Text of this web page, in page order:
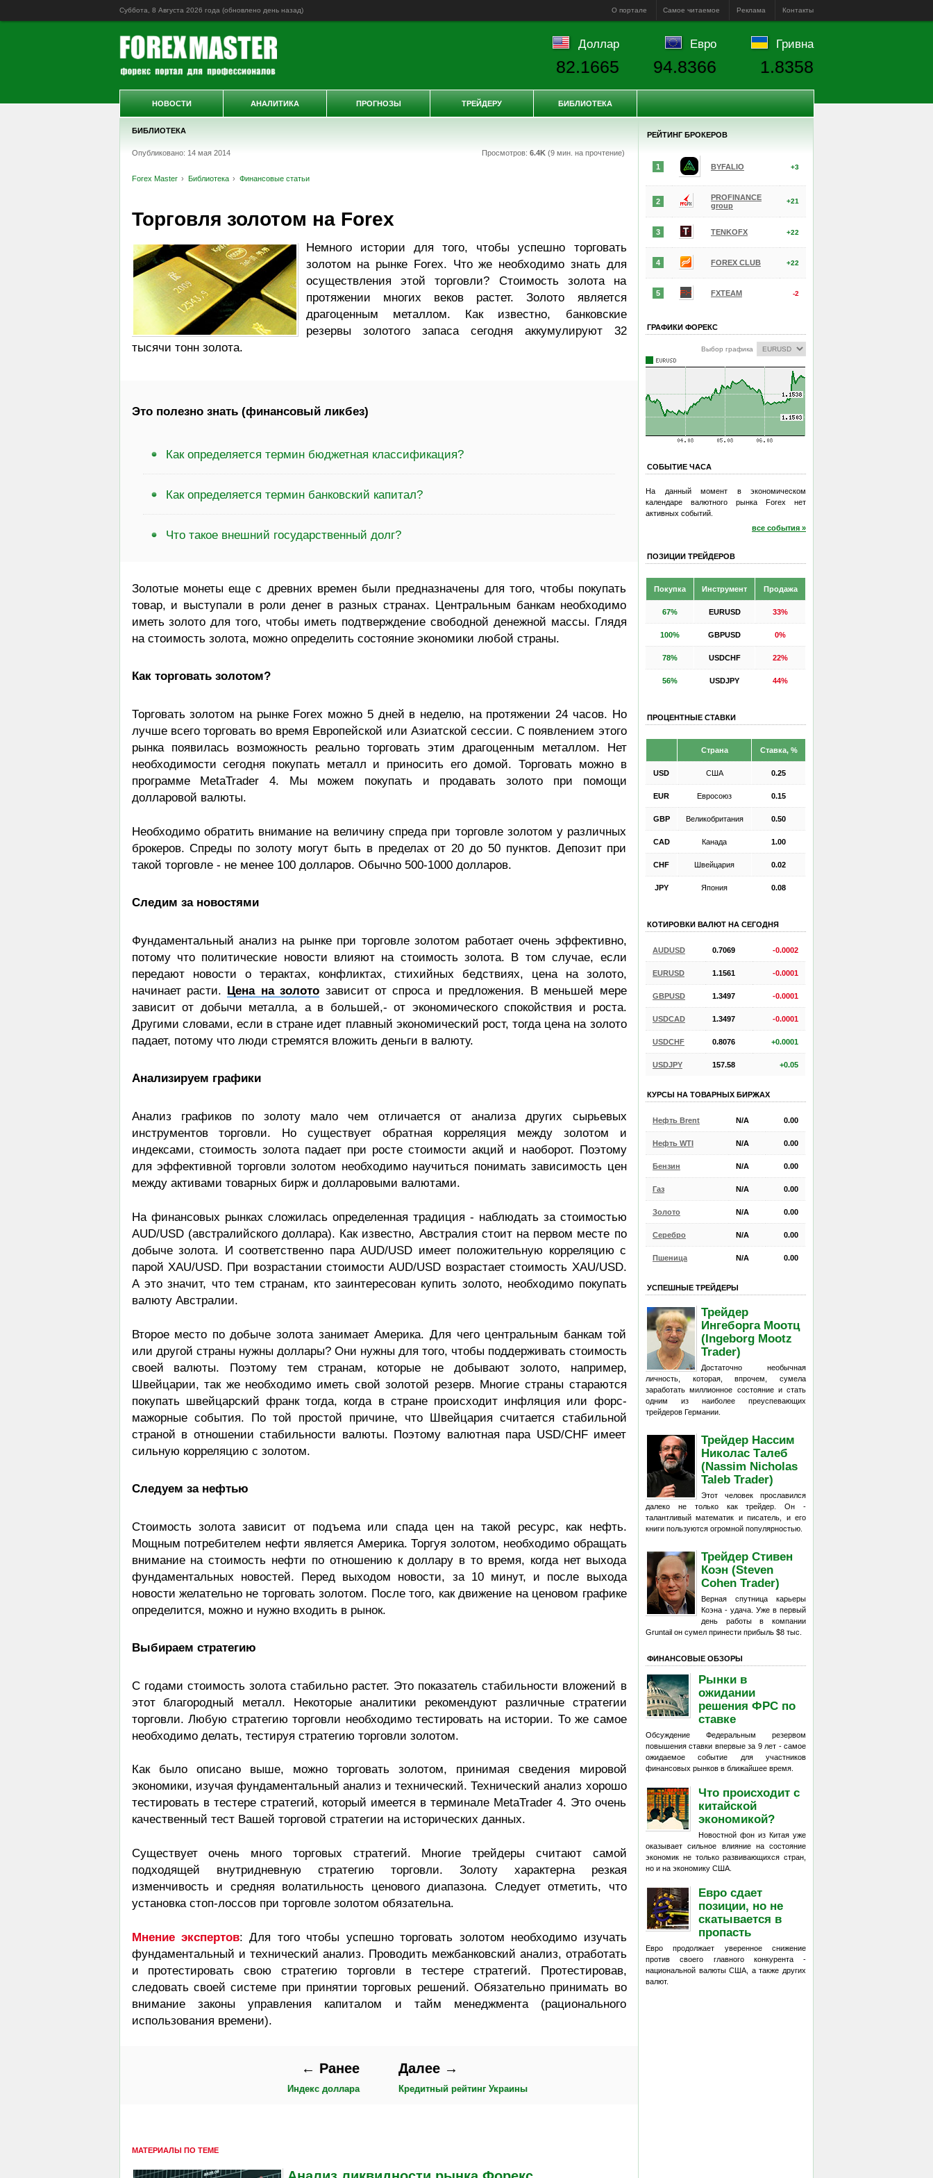
Суббота, 8 Августа 2026 года (обновлено день назад) О портале Самое читаемое Реклама Контакты
БИБЛИОТЕКА
Опубликовано: 14 мая 2014 Просмотров: 6.4K(9 мин. на прочтение)
Forex Master Библиотека Финансовые статьи
Торговля золотом на Forex
Немного истории для того, чтобы успешно торговать
золотом на рынке Forex. Что же необходимо знать для
осуществления этой торговли? Стоимость золота на
протяжении многих веков растет. Золото является
драгоценным металлом. Как известно, банковские
резервы золотого запаса сегодня аккумулируют 32
тысячи тонн золота.
Это полезно знать (финансовый ликбез)
Как определяется термин бюджетная классификация?
Как определяется термин банковский капитал?
Что такое внешний государственный долг?
Золотые монеты еще с древних времен были предназначены для того, чтобы покупать
товар, и выступали в роли денег в разных странах. Центральным банкам необходимо
иметь золото для того, чтобы иметь подтверждение свободной денежной массы. Глядя
на стоимость золота, можно определить состояние экономики любой страны.
Как торговать золотом?
Торговать золотом на рынке Forex можно 5 дней в неделю, на протяжении 24 часов. Но
лучше всего торговать во время Европейской или Азиатской сессии. С появлением этого
рынка появилась возможность реально торговать этим драгоценным металлом. Нет
необходимости сегодня покупать металл и приносить его домой. Торговать можно в
программе MetaTrader 4. Мы можем покупать и продавать золото при помощи
долларовой валюты.
Необходимо обратить внимание на величину спреда при торговле золотом у различных
брокеров. Спреды по золоту могут быть в пределах от 20 до 50 пунктов. Депозит при
такой торговле - не менее 100 долларов. Обычно 500-1000 долларов.
Следим за новостями
Фундаментальный анализ на рынке при торговле золотом работает очень эффективно,
потому что политические новости влияют на стоимость золота. В том случае, если
передают новости о терактах, конфликтах, стихийных бедствиях, цена на золото,
начинает расти. Цена на золото зависит от спроса и предложения. В меньшей мере
зависит от добычи металла, а в большей,- от экономического спокойствия и роста.
Другими словами, если в стране идет плавный экономический рост, тогда цена на золото
падает, потому что люди стремятся вложить деньги в валюту.
Анализируем графики
Анализ графиков по золоту мало чем отличается от анализа других сырьевых
инструментов торговли. Но существует обратная корреляция между золотом и
индексами, стоимость золота падает при росте стоимости акций и наоборот. Поэтому
для эффективной торговли золотом необходимо научиться понимать зависимость цен
между активами товарных бирж и долларовыми валютами.
На финансовых рынках сложилась определенная традиция - наблюдать за стоимостью
AUD/USD (австралийского доллара). Как известно, Австралия стоит на первом месте по
добыче золота. И соответственно пара AUD/USD имеет положительную корреляцию с
парой XAU/USD. При возрастании стоимости AUD/USD возрастает стоимость XAU/USD.
А это значит, что тем странам, кто заинтересован купить золото, необходимо покупать
валюту Австралии.
Второе место по добыче золота занимает Америка. Для чего центральным банкам той
или другой страны нужны доллары? Они нужны для того, чтобы поддерживать стоимость
своей валюты. Поэтому тем странам, которые не добывают золото, например,
Швейцарии, так же необходимо иметь свой золотой резерв. Многие страны стараются
покупать швейцарский франк тогда, когда в стране происходит инфляция или форс-
мажорные события. По той простой причине, что Швейцария считается стабильной
страной в отношении стабильности валюты. Поэтому валютная пара USD/CHF имеет
сильную корреляцию с золотом.
Следуем за нефтью
Стоимость золота зависит от подъема или спада цен на такой ресурс, как нефть.
Мощным потребителем нефти является Америка. Торгуя золотом, необходимо обращать
внимание на стоимость нефти по отношению к доллару в то время, когда нет выхода
фундаментальных новостей. Перед выходом новости, за 10 минут, и после выхода
новости желательно не торговать золотом. После того, как движение на ценовом графике
определится, можно и нужно входить в рынок.
Выбираем стратегию
С годами стоимость золота стабильно растет. Это показатель стабильности вложений в
этот благородный металл. Некоторые аналитики рекомендуют различные стратегии
торговли. Любую стратегию торговли необходимо тестировать на истории. То же самое
необходимо делать, тестируя стратегию торговли золотом.
Как было описано выше, можно торговать золотом, принимая сведения мировой
экономики, изучая фундаментальный анализ и технический. Технический анализ хорошо
тестировать в тестере стратегий, который имеется в терминале MetaTrader 4. Это очень
качественный тест Вашей торговой стратегии на исторических данных.
Существует очень много торговых стратегий. Многие трейдеры считают самой
подходящей внутридневную стратегию торговли. Золоту характерна резкая
изменчивость и средняя волатильность ценового диапазона. Следует отметить, что
установка стоп-лоссов при торговле золотом обязательна.
Мнение экспертов: Для того чтобы успешно торговать золотом необходимо изучать
фундаментальный и технический анализ. Проводить межбанковский анализ, отработать
и протестировать свою стратегию торговли в тестере стратегий. Протестировав,
следовать своей системе при принятии торговых решений. Обязательно принимать во
внимание законы управления капиталом и тайм менеджмента (рационального
использования времени).
← Ранее
Индекс доллара
Далее →
Кредитный рейтинг Украины
МАТЕРИАЛЫ ПО ТЕМЕ
РЕЙТИНГ БРОКЕРОВ
1 BYFALIO +3
2
PROFINANCE
group
+21
3 TENKOFX +22
4 FOREX CLUB +22
5 FXTEAM -2
ГРАФИКИ ФОРЕКС
Выбор графика
СОБЫТИЕ ЧАСА
На данный момент в экономическом
календаре валютного рынка Forex нет
активных событий.
все события »
ПОЗИЦИИ ТРЕЙДЕРОВ
Покупка Инструмент Продажа
67% EURUSD 33%
100% GBPUSD 0%
78% USDCHF 22%
56% USDJPY 44%
ПРОЦЕНТНЫЕ СТАВКИ
Страна Ставка, %
USD США 0.25
EUR Евросоюз 0.15
GBP Великобритания 0.50
CAD Канада 1.00
CHF Швейцария 0.02
JPY Япония 0.08
КОТИРОВКИ ВАЛЮТ НА СЕГОДНЯ
AUDUSD 0.7069 -0.0002
EURUSD 1.1561 -0.0001
GBPUSD 1.3497 -0.0001
USDCAD 1.3497 -0.0001
USDCHF 0.8076 +0.0001
USDJPY 157.58 +0.05
КУРСЫ НА ТОВАРНЫХ БИРЖАХ
Нефть Brent N/A 0.00
Нефть WTI N/A 0.00
Бензин N/A 0.00
Газ N/A 0.00
Золото N/A 0.00
Серебро N/A 0.00
Пшеница N/A 0.00
УСПЕШНЫЕ ТРЕЙДЕРЫ
Трейдер
Ингеборга Моотц
(Ingeborg Mootz
Trader)
Достаточно необычная
личность, которая, впрочем, сумела
заработать миллионное состояние и стать
одним из наиболее преуспевающих
трейдеров Германии.
Трейдер Нассим
Николас Талеб
(Nassim Nicholas
Taleb Trader)
Этот человек прославился
далеко не только как трейдер. Он -
талантливый математик и писатель, и его
книги пользуются огромной популярностью.
Трейдер Стивен
Коэн (Steven
Cohen Trader)
Верная спутница карьеры
Коэна - удача. Уже в первый
день работы в компании
Gruntail он сумел принести прибыль $8 тыс.
ФИНАНСОВЫЕ ОБЗОРЫ
Рынки в
ожидании
решения ФРС по
ставке
Обсуждение Федеральным резервом
повышения ставки впервые за 9 лет - самое
ожидаемое событие для участников
финансовых рынков в ближайшее время.
Что происходит с
китайской
экономикой?
Новостной фон из Китая уже
оказывает сильное влияние на состояние
экономик не только развивающихся стран,
но и на экономику США.
Евро сдает
позиции, но не
скатывается в
пропасть
Евро продолжает уверенное снижение
против своего главного конкурента -
национальной валюты США, а также других
валют.
Доллар
82.1665
Евро
94.8366
Гривна
1.8358
НОВОСТИ АНАЛИТИКА ПРОГНОЗЫ ТРЕЙДЕРУ БИБЛИОТЕКА